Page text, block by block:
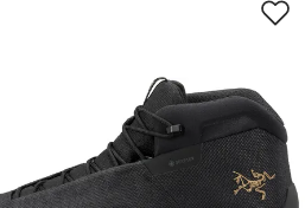
og ansvarlig produksjon.
får normalt leveranser hver